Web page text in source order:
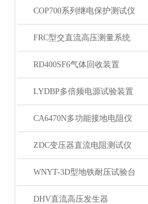
COP700系列继电保护测试仪
FRC型交直流高压测量系统
RD400SF6气体回收装置
LYDBP多倍频电源试验装置
CA6470N多功能接地电阻仪
ZDC变压器直流电阻测试仪
WNYT-3D型地铁耐压试验台
DHV直流高压发生器